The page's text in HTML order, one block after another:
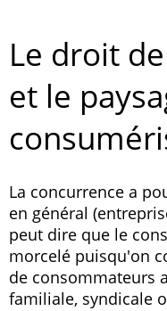
Le droit
et le
La concurrence a
en général
peut dire que le
morcelé puisqu'on
de consommateurs
familiale, syndicale